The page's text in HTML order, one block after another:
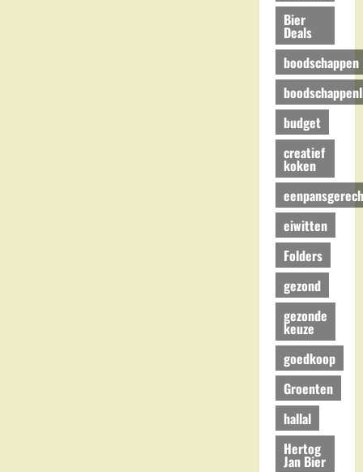
Bier
Deals
boodschappen
budget
creatief
koken
eiwitten
Folders
gezond
gezonde
keuze
goedkoop
Groenten
hallal
Hertog
Jan Bier